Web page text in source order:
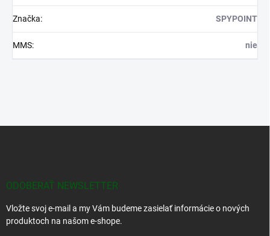
Značka: SPYPOINT
MMS: nie
ODOBERAŤ NEWSLETTER
Vložte svoj e-mail a my Vám budeme zasielať informácie o nových
produktoch na našom e-shope.